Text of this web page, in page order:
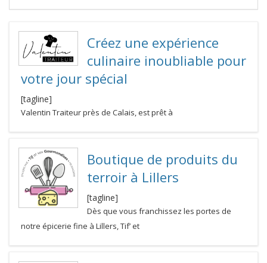
Créez une expérience
culinaire inoubliable pour
votre jour spécial
[tagline]
Valentin Traiteur près de Calais, est prêt à
Boutique de produits du
terroir à Lillers
[tagline]
Dès que vous franchissez les portes de
notre épicerie fine à Lillers, Tif’ et